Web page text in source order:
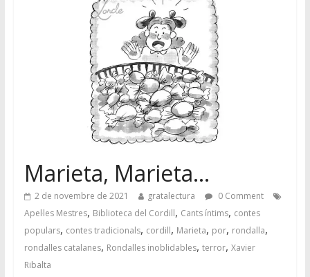
Marieta, Marieta…
2 de novembre de 2021 gratalectura
0 Comment
Apel·les Mestres, Biblioteca del Cordill, Cants íntims, contes
populars, contes tradicionals, cordill, Marieta, por, rondalla,
rondalles catalanes, Rondalles inoblidables, terror, Xavier
Ribalta